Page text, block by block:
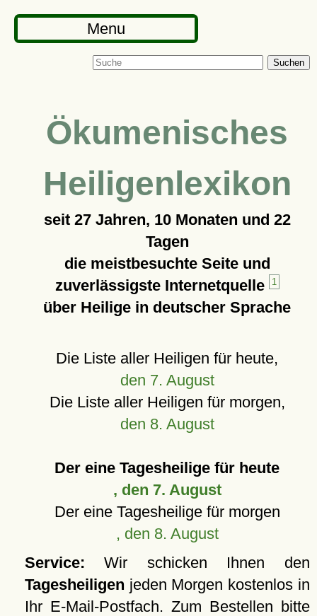
Menu
Suchen
Ökumenisches
Heiligenlexikon
seit 27 Jahren, 10 Monaten und 22
Tagen
die meistbesuchte Seite und
zuverlässigste Internetquelle
1
über Heilige in deutscher Sprache
Die Liste aller Heiligen für heute,
den 7. August
Die Liste aller Heiligen für morgen,
den 8. August
Der eine Tagesheilige für heute
, den 7. August
Der eine Tagesheilige für morgen
, den 8. August
Service: Wir schicken Ihnen den
Tagesheiligen jeden Morgen kostenlos in
Ihr E-Mail-Postfach. Zum Bestellen bitte